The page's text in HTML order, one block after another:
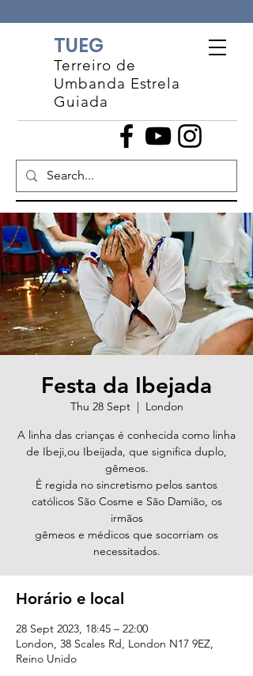
TUEG
Terreiro de
Umbanda Estrela
Guiada
Festa da Ibejada
Thu 28 Sept
  |
London
A linha das crianças é conhecida como linha
de Ibeji,ou Ibeijada, que significa duplo,
gêmeos.
É regida no sincretismo pelos santos
católicos São Cosme e São Damião, os
irmãos
gêmeos e médicos que socorriam os
necessitados.
Horário e local
28 Sept 2023, 18:45 – 22:00
London, 38 Scales Rd, London N17 9EZ,
Reino Unido